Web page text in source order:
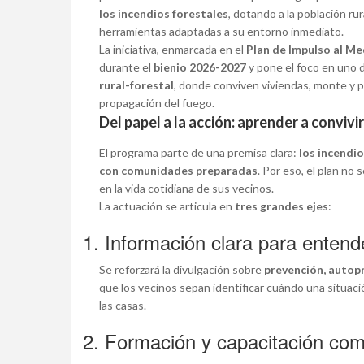
los incendios forestales, dotando a la población
herramientas adaptadas a su entorno inmediato.
La iniciativa, enmarcada en el Plan de Impulso al
durante el bienio 2026-2027y pone el foco en uno
rural-forestal, donde conviven viviendas, monte y
propagación del fuego.
Del papel a la acción: aprender a
El programa parte de una premisa clara: los
con comunidades preparadas. Por eso, el plan no
en la vida cotidiana de sus vecinos.
La actuación se articula en tres grandes ejes:
1. Información clara para
Se reforzará la divulgación sobre prevención,
que los vecinos sepan identificar cuándo una
las casas.
2. Formación y capacitación